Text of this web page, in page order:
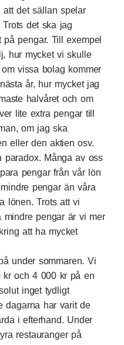
att det sällan spelar
det ska jag
pengar. Till exempel
hur mycket vi skulle
vissa bolag kommer
år, hur mycket jag
halvåret och om
lite extra pengar till
om jag ska
eller den aktien osv.
paradox. Många av oss
pengar från vår lön
pengar än våra
lönen. Trots att vi
mindre pengar är vi mer
att ha mycket
under sommaren. Vi
kr och 4 000 kr på en
inget tydligt
dagarna har varit de
i efterhand. Under
restauranger på